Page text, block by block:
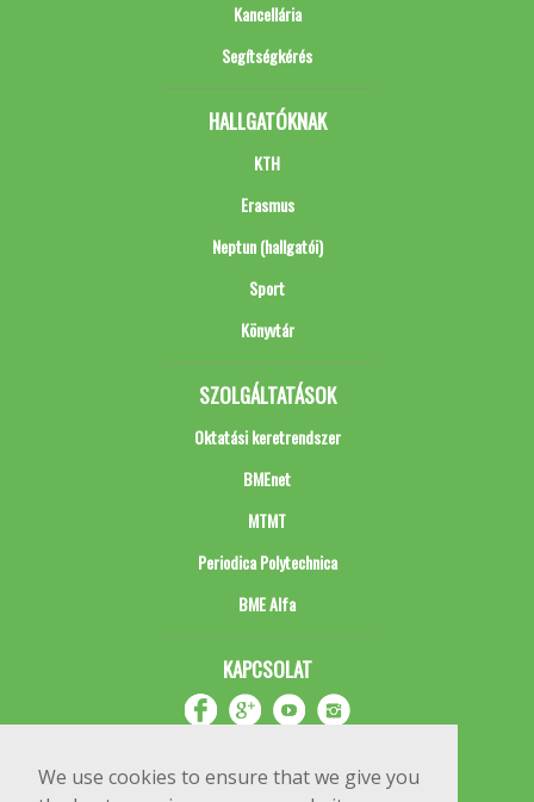
We use cookies to ensure that we give you
Kancellária
Segítségkérés
HALLGATÓKNAK
KTH
Erasmus
Neptun (hallgatói)
Sport
Könyvtár
SZOLGÁLTATÁSOK
Oktatási keretrendszer
BMEnet
MTMT
Periodica Polytechnica
BME Alfa
KAPCSOLAT